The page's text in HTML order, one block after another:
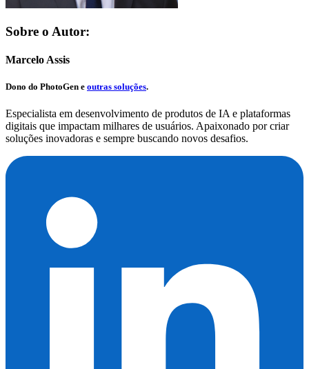
Sobre o Autor:
Marcelo Assis
Dono do PhotoGen e outras soluções.
Especialista em desenvolvimento de produtos de IA e plataformas
digitais que impactam milhares de usuários. Apaixonado por criar
soluções inovadoras e sempre buscando novos desafios.